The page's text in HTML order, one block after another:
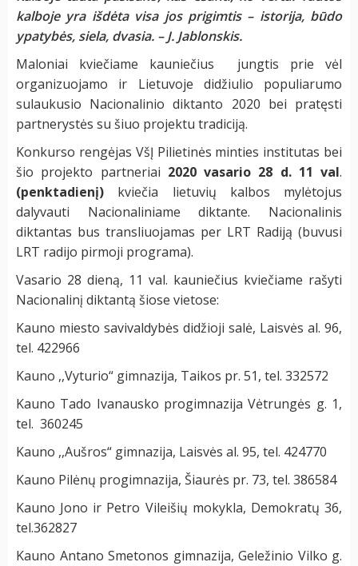
kalboje yra išdėta visa jos prigimtis – istorija, būdo
ypatybės, siela, dvasia. – J. Jablonskis.
Maloniai kviečiame kauniečius jungtis prie vėl
organizuojamo ir Lietuvoje didžiulio populiarumo
sulaukusio Nacionalinio diktanto 2020 bei pratęsti
partnerystės su šiuo projektu tradiciją.
Konkurso rengėjas VšĮ Pilietinės minties institutas bei
šio projekto partneriai 2020 vasario 28 d. 11 val.
(penktadienį) kviečia lietuvių kalbos mylėtojus
dalyvauti Nacionaliniame diktante. Nacionalinis
diktantas bus transliuojamas per LRT Radiją (buvusi
LRT radijo pirmoji programa).
Vasario 28 dieną, 11 val. kauniečius kviečiame rašyti
Nacionalinį diktantą šiose vietose:
Kauno miesto savivaldybės didžioji salė, Laisvės al. 96,
tel. 422966
Kauno ,,Vyturio“ gimnazija, Taikos pr. 51, tel. 332572
Kauno Tado Ivanausko progimnazija Vėtrungės g. 1,
tel. 360245
Kauno ,,Aušros“ gimnazija, Laisvės al. 95, tel. 424770
Kauno Pilėnų progimnazija, Šiaurės pr. 73, tel. 386584
Kauno Jono ir Petro Vileišių mokykla, Demokratų 36,
tel.362827
Kauno Antano Smetonos gimnazija, Geležinio Vilko g.